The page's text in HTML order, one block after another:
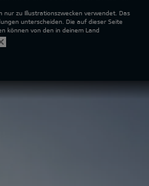
nur zu Illustrationszwecken verwendet. Das
unterscheiden. Die auf dieser Seite
können von den in deinem Land